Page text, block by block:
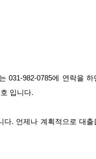
031-982-0785에 연락을 하
입니다.
다. 언제나 계획적으로 대출